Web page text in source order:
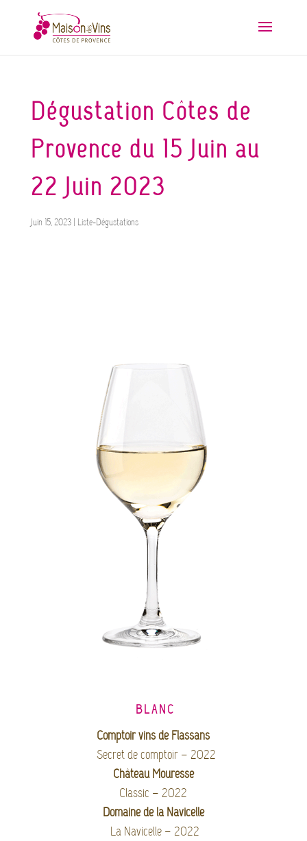
Dégustation Côtes de
Provence du 15 Juin au
22 Juin 2023
Juin 15, 2023| Liste-Dégustations
BLANC
Comptoir vins de Flassans
Secret de comptoir – 2022
Château Mouresse
Classic – 2022
Domaine de la Navicelle
La Navicelle – 2022